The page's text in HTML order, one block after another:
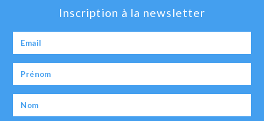
Inscription à la newsletter